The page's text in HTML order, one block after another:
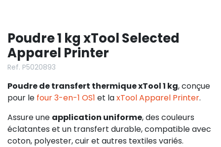
Poudre 1 kg xTool Selected
Apparel Printer
Ref. P5020893
Poudre de transfert thermique xTool 1 kg, conçue
pour le four 3-en-1 OS1 et laxTool Apparel Printer.
Assure une application uniforme, des couleurs
éclatantes et un transfert durable, compatible avec
coton, polyester, cuir et autres textiles variés.